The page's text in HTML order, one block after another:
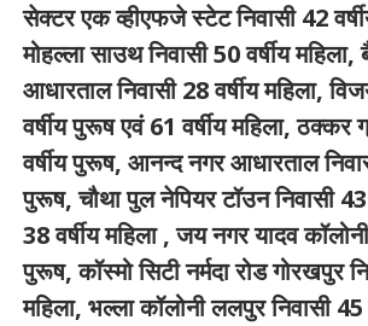
सेक्टर एक व्हीएफजे स्टेट निवासी 42
मोहल्ला साउथ निवासी 50 वर्षीय
आधारताल निवासी 28 वर्षीय महिला,
वर्षीय पुरूष एवं 61 वर्षीय महिला, ठक्कर
वर्षीय पुरूष, आनन्द नगर आधारताल
पुरूष, चौथा पुल नेपियर टॉउन निवासी
38 वर्षीय महिला , जय नगर यादव
पुरूष, कॉस्मो सिटी नर्मदा रोड गोरखपुर
महिला, भल्ला कॉलोनी ललपुर निवासी